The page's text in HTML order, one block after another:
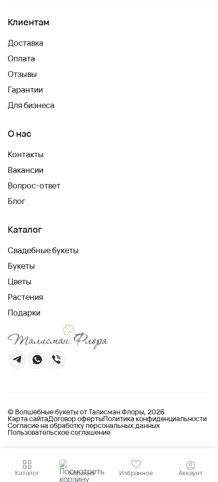
Каталог Корзина Избранное Аккаунт
Клиентам
Доставка
Оплата
Отзывы
Гарантии
Для бизнеса
О нас
Контакты
Вакансии
Вопрос-ответ
Блог
Каталог
Свадебные букеты
Букеты
Цветы
Растения
Подарки
© Волшебные букеты от Талисман Флоры, 2026
Карта сайтаДоговор офертыПолитика конфиденциальности
Согласие на обработку персональных данных
Пользовательское соглашение